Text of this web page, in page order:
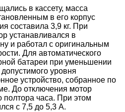
в кассету, масса
в его корпус
составила 3,9 кг. При
устанавливался в
и работал с оригинальным
Для автоматического
батареи при уменьшении
уровня
устройство, собранное по
До отключения мотор
часа. При этом
с 7,5 до 5,3 А.